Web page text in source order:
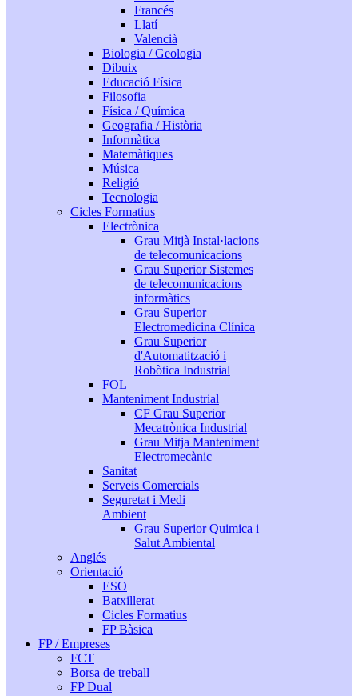
Francés
Llatí
Valencià
Biologia / Geologia
Dibuix
Educació Física
Filosofia
Física / Química
Geografia / Història
Informàtica
Matemàtiques
Música
Religió
Tecnologia
Cicles Formatius
Electrònica
Grau Mitjà Instal·lacions
de telecomunicacions
Grau Superior Sistemes
de telecomunicacions
informàtics
Grau Superior
Electromedicina Clínica
Grau Superior
d'Automatització i
Robòtica Industrial
FOL
Manteniment Industrial
CF Grau Superior
Mecatrònica Industrial
Grau Mitja Manteniment
Electromecànic
Sanitat
Serveis Comercials
Seguretat i Medi
Ambient
Grau Superior Quimica i
Salut Ambiental
Anglés
Orientació
ESO
Batxillerat
Cicles Formatius
FP Bàsica
FP / Empreses
FCT
Borsa de treball
FP Dual